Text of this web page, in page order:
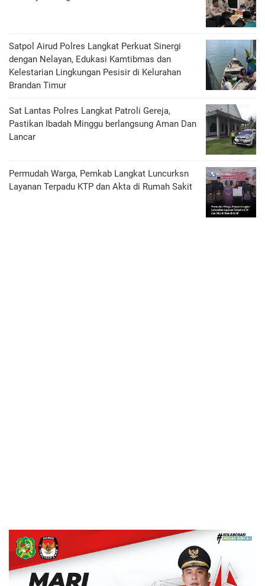
Satpol Airud Polres Langkat Perkuat Sinergi
dengan Nelayan, Edukasi Kamtibmas dan
Kelestarian Lingkungan Pesisir di Kelurahan
Brandan Timur
Sat Lantas Polres Langkat Patroli Gereja,
Pastikan Ibadah Minggu berlangsung Aman Dan
Lancar
Permudah Warga, Pemkab Langkat Luncurksn
Layanan Terpadu KTP dan Akta di Rumah Sakit